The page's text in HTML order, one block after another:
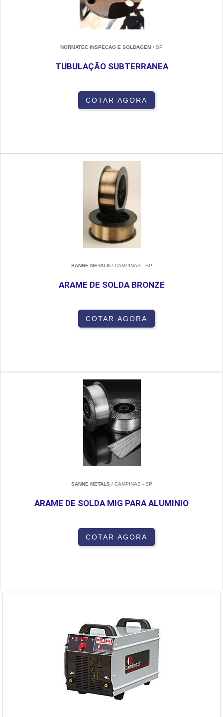
NORMATEC INSPECAO E SOLDAGEM / SP
TUBULAÇÃO SUBTERRANEA
COTAR AGORA
SANNE METALS/ CAMPINAS - SP
ARAME DE SOLDA BRONZE
COTAR AGORA
SANNE METALS/ CAMPINAS - SP
ARAME DE SOLDA MIG PARA ALUMINIO
COTAR AGORA